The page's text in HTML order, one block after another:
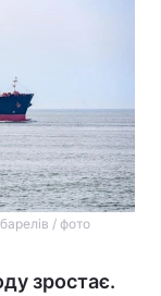
/ фото
зростає.